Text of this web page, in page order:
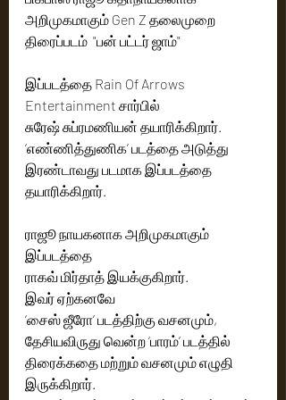
அறிமுகமாகும் Gen Z தலைமுறை
திரைப்படம்  "பன் பட்டர் ஜாம்"
இப்படத்தை Rain Of Arrows
Entertainment சார்பில்
சுரேஷ் சுப்ரமணியன் தயாரிக்கிறார்.
‘எண்ணித்துணிக’ படத்தை அடுத்து
இரண்டாவது படமாக இப்படத்தை
தயாரிக்கிறார்.
ராஜூ நாயகனாக அறிமுகமாகும்
இப்படத்தை
ராகவ் மிர்தாத் இயக்குகிறார்.
இவர் ஏற்கனவே
‘சைஸ் ஜீரோ’ படத்திற்கு வசனமும்,
தேசியவிருது வென்ற ‘பாரம்’ படத்தில்
திரைக்கதை மற்றும் வசனமும் எழுதி
இருக்கிறார்.